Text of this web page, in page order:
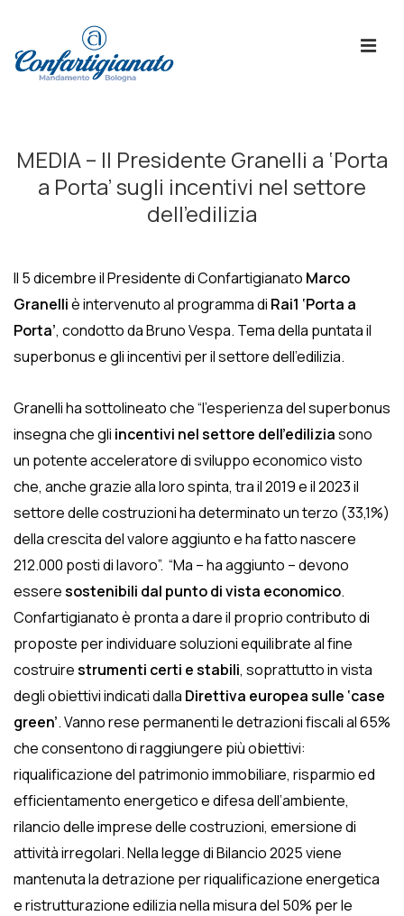
Principale
MEDIA – Il Presidente Granelli a ‘Porta
a Porta’ sugli incentivi nel settore
dell’edilizia
Il 5 dicembre il Presidente di Confartigianato Marco
Granelliè intervenuto al programma di Rai1 ‘Porta a
Porta’, condotto da Bruno Vespa. Tema della puntata il
superbonus e gli incentivi per il settore dell’edilizia.
Granelli ha sottolineato che “l’esperienza del superbonus
insegna che gli incentivi nel settore dell’ediliziasono
un potente acceleratore di sviluppo economico visto
che, anche grazie alla loro spinta, tra il 2019 e il 2023 il
settore delle costruzioni ha determinato un terzo (33,1%)
della crescita del valore aggiunto e ha fatto nascere
212.000 posti di lavoro”. “Ma – ha aggiunto – devono
esseresostenibili dal punto di vista economico.
Confartigianato è pronta a dare il proprio contributo di
proposte per individuare soluzioni equilibrate al fine
costruirestrumenti certi e stabili, soprattutto in vista
degli obiettivi indicati dalla Direttiva europea sulle ‘case
green’. Vanno rese permanenti le detrazioni fiscali al 65%
che consentono di raggiungere più obiettivi:
riqualificazione del patrimonio immobiliare, risparmio ed
efficientamento energetico e difesa dell’ambiente,
rilancio delle imprese delle costruzioni, emersione di
attività irregolari. Nella legge di Bilancio 2025 viene
mantenuta la detrazione per riqualificazione energetica
e ristrutturazione edilizia nella misura del 50% per le